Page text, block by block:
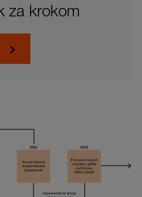
za krokom